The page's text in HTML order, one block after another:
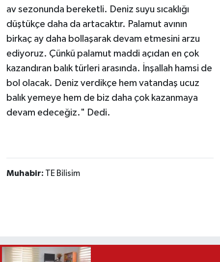
av sezonunda bereketli. Deniz suyu sıcaklığı
düştükçe daha da artacaktır. Palamut avının
birkaç ay daha bollaşarak devam etmesini arzu
ediyoruz. Çünkü palamut maddi açıdan en çok
kazandıran balık türleri arasında. İnşallah hamsi de
bol olacak. Deniz verdikçe hem vatandaş ucuz
balık yemeye hem de biz daha çok kazanmaya
devam edeceğiz." Dedi.
Muhabir: TE Bilisim